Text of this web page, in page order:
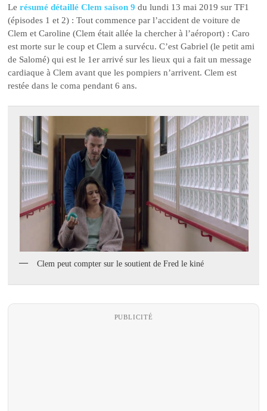
Lerésumé détaillé Clem saison 9 du lundi 13 mai 2019 sur TF1
(épisodes 1 et 2) : Tout commence par l’accident de voiture de
Clem et Caroline (Clem était allée la chercher à l’aéroport) : Caro
est morte sur le coup et Clem a survécu. C’est Gabriel (le petit ami
de Salomé) qui est le 1er arrivé sur les lieux qui a fait un message
cardiaque à Clem avant que les pompiers n’arrivent. Clem est
restée dans le coma pendant 6 ans.
Clem peut compter sur le soutient de Fred le kiné
PUBLICITÉ